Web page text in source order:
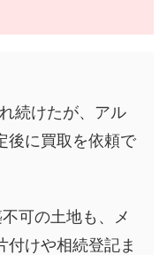
続けたが、アル
後に買取を依頼で
可の土地も、メ
付けや相続登記ま